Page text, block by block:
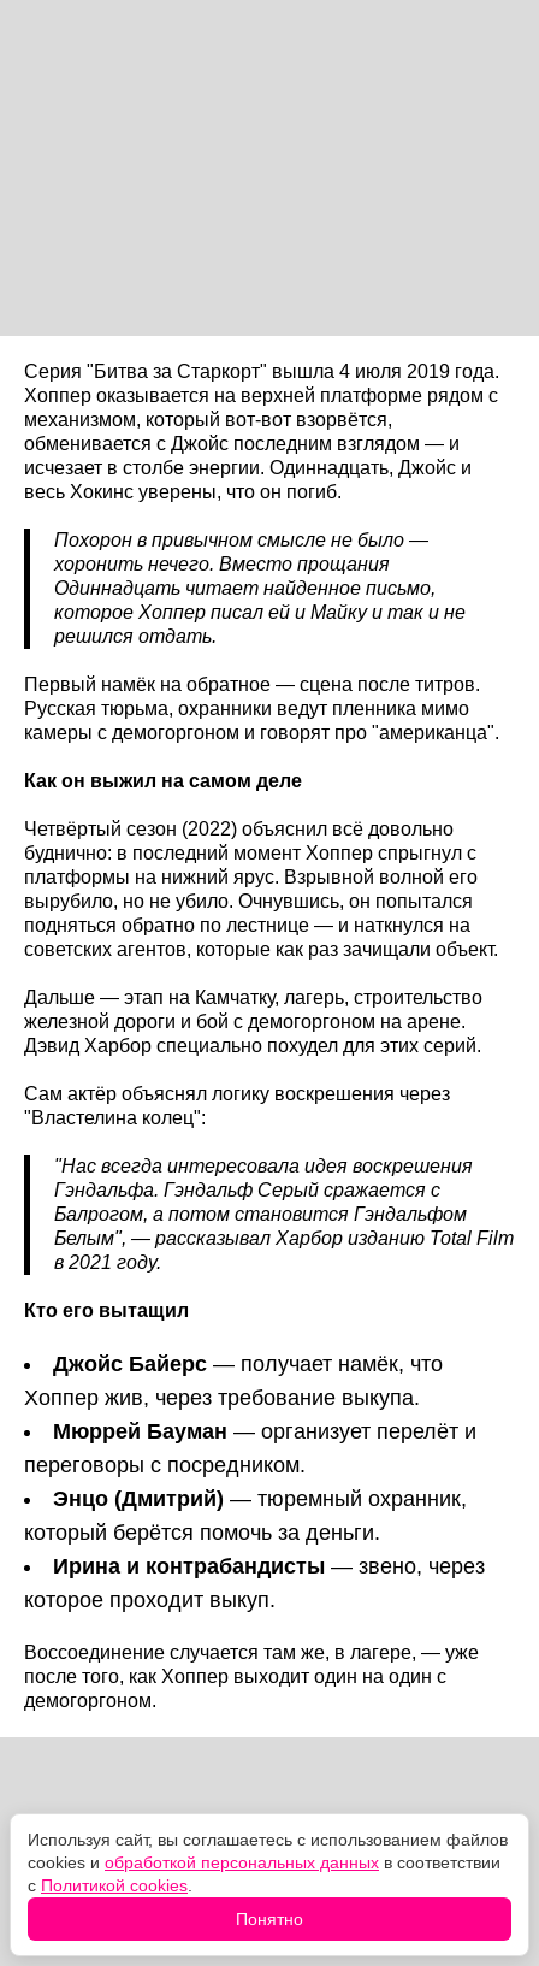
Серия "Битва за Старкорт" вышла 4 июля 2019 года.
Хоппер оказывается на верхней платформе рядом с
механизмом, который вот-вот взорвётся,
обменивается с Джойс последним взглядом — и
исчезает в столбе энергии. Одиннадцать, Джойс и
весь Хокинс уверены, что он погиб.
Похорон в привычном смысле не было —
хоронить нечего. Вместо прощания
Одиннадцать читает найденное письмо,
которое Хоппер писал ей и Майку и так и не
решился отдать.
Первый намёк на обратное — сцена после титров.
Русская тюрьма, охранники ведут пленника мимо
камеры с демогоргоном и говорят про "американца".
Как он выжил на самом деле
Четвёртый сезон (2022) объяснил всё довольно
буднично: в последний момент Хоппер спрыгнул с
платформы на нижний ярус. Взрывной волной его
вырубило, но не убило. Очнувшись, он попытался
подняться обратно по лестнице — и наткнулся на
советских агентов, которые как раз зачищали объект.
Дальше — этап на Камчатку, лагерь, строительство
железной дороги и бой с демогоргоном на арене.
Дэвид Харбор специально похудел для этих серий.
Сам актёр объяснял логику воскрешения через
"Властелина колец":
"Нас всегда интересовала идея воскрешения
Гэндальфа. Гэндальф Серый сражается с
Балрогом, а потом становится Гэндальфом
Белым", — рассказывал Харбор изданию Total Film
в 2021 году.
Кто его вытащил
Джойс Байерс — получает намёк, что
Хоппер жив, через требование выкупа.
Мюррей Бауман — организует перелёт и
переговоры с посредником.
Энцо (Дмитрий) — тюремный охранник,
который берётся помочь за деньги.
Ирина и контрабандисты — звено, через
которое проходит выкуп.
Воссоединение случается там же, в лагере, — уже
после того, как Хоппер выходит один на один с
демогоргоном.
Используя сайт, вы соглашаетесь с использованием файлов
cookies и обработкой персональных данных в соответствии
с Политикой cookies
Понятно